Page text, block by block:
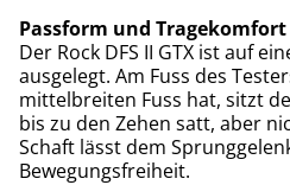
Passform und Tragekomfort
Der Rock DFS II GTX ist auf
ausgelegt. Am Fuss des
mittelbreiten Fuss hat, sitzt
bis zu den Zehen satt, aber
Schaft lässt dem
Bewegungsfreiheit.